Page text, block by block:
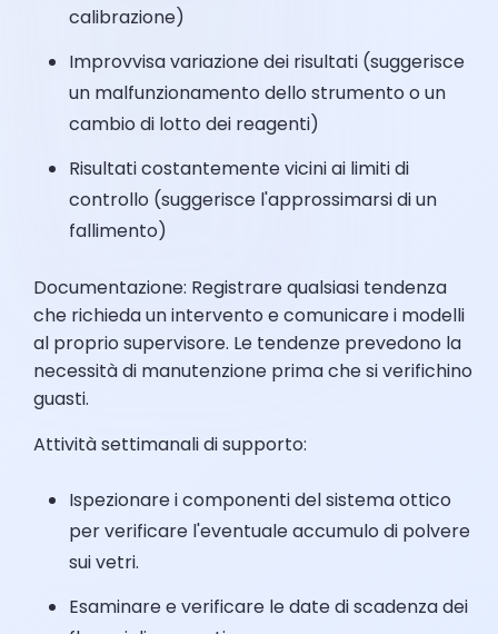
calibrazione)
Improvvisa variazione dei risultati (suggerisce
un malfunzionamento dello strumento o un
cambio di lotto dei reagenti)
Risultati costantemente vicini ai limiti di
controllo (suggerisce l'approssimarsi di un
fallimento)
Documentazione: Registrare qualsiasi tendenza
che richieda un intervento e comunicare i modelli
al proprio supervisore. Le tendenze prevedono la
necessità di manutenzione prima che si verifichino
guasti.
Attività settimanali di supporto:
Ispezionare i componenti del sistema ottico
per verificare l'eventuale accumulo di polvere
sui vetri.
Esaminare e verificare le date di scadenza dei